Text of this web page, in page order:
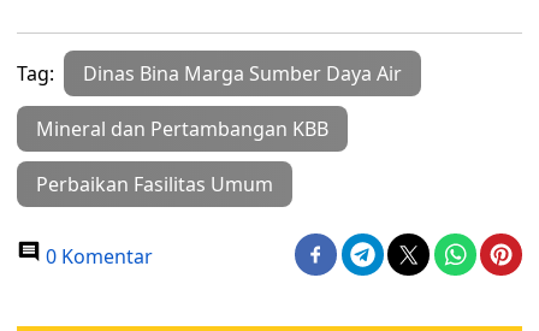
Tag: Dinas Bina Marga Sumber Daya Air
Mineral dan Pertambangan KBB
Perbaikan Fasilitas Umum
0 Komentar